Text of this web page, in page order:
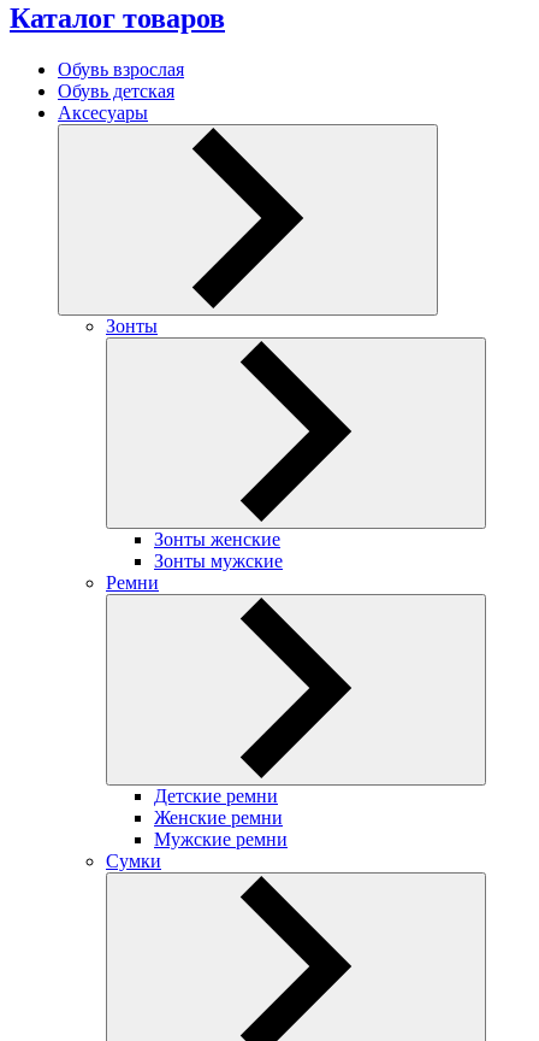
Каталог товаров
Обувь взрослая
Обувь детская
Аксесуары
Зонты
Зонты женские
Зонты мужские
Ремни
Детские ремни
Женские ремни
Мужские ремни
Сумки